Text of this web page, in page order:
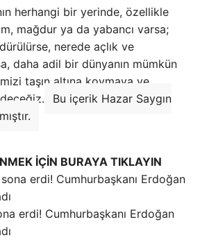
herhangi bir yerinde, özellikle
mağdur ya da yabancı varsa;
nerede açlık ve
daha adil bir dünyanın mümkün
taşın altına koymaya ve
Bu içerik Hazar Saygın
İÇİN BURAYA TIKLAYIN
erdi! Cumhurbaşkanı Erdoğan